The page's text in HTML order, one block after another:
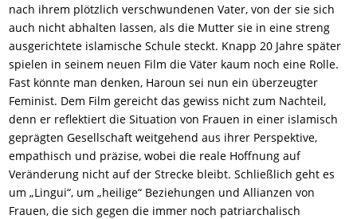
nach ihrem plötzlich verschwundenen Vater, von der sie sich
auch nicht abhalten lassen, als die Mutter sie in eine streng
ausgerichtete islamische Schule steckt. Knapp 20 Jahre später
spielen in seinem neuen Film die Väter kaum noch eine Rolle.
Fast könnte man denken, Haroun sei nun ein überzeugter
Feminist. Dem Film gereicht das gewiss nicht zum Nachteil,
denn er reflektiert die Situation von Frauen in einer islamisch
geprägten Gesellschaft weitgehend aus ihrer Perspektive,
empathisch und präzise, wobei die reale Hoffnung auf
Veränderung nicht auf der Strecke bleibt. Schließlich geht es
um „Lingui“, um „heilige“ Beziehungen und Allianzen von
Frauen, die sich gegen die immer noch patriarchalisch